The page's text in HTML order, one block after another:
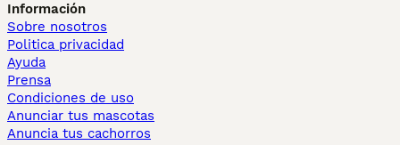
Información
Sobre nosotros
Politica privacidad
Ayuda
Prensa
Condiciones de uso
Anunciar tus mascotas
Anuncia tus cachorros